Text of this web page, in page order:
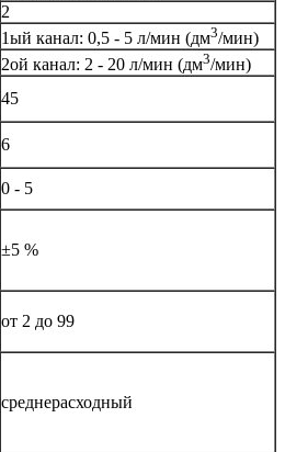
2
1ый канал: 0,5 - 5 л/мин (дм3/мин)
2ой канал: 2 - 20 л/мин (дм3/мин)
45
6
0 - 5
±5 %
от 2 до 99
среднерасходный